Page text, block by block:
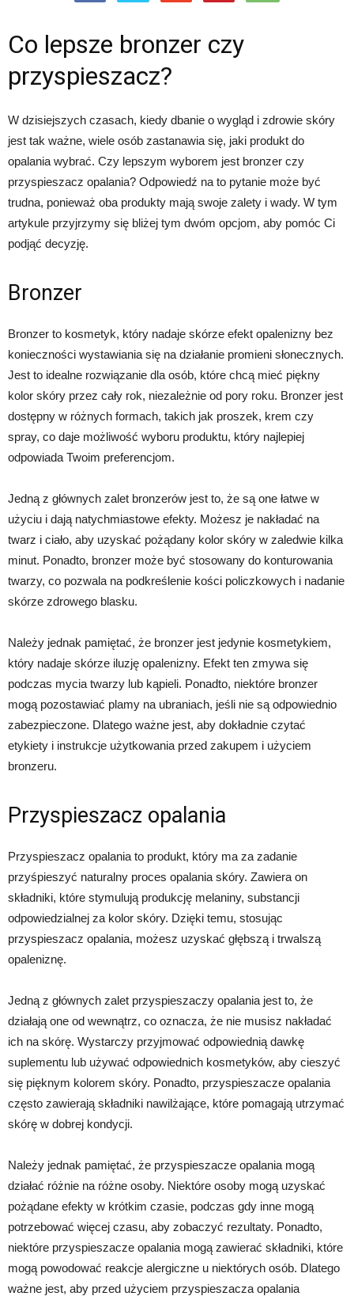
Co lepsze bronzer czy
przyspieszacz?
W dzisiejszych czasach, kiedy dbanie o wygląd i zdrowie skóry
jest tak ważne, wiele osób zastanawia się, jaki produkt do
opalania wybrać. Czy lepszym wyborem jest bronzer czy
przyspieszacz opalania? Odpowiedź na to pytanie może być
trudna, ponieważ oba produkty mają swoje zalety i wady. W tym
artykule przyjrzymy się bliżej tym dwóm opcjom, aby pomóc Ci
podjąć decyzję.
Bronzer
Bronzer to kosmetyk, który nadaje skórze efekt opalenizny bez
konieczności wystawiania się na działanie promieni słonecznych.
Jest to idealne rozwiązanie dla osób, które chcą mieć piękny
kolor skóry przez cały rok, niezależnie od pory roku. Bronzer jest
dostępny w różnych formach, takich jak proszek, krem czy
spray, co daje możliwość wyboru produktu, który najlepiej
odpowiada Twoim preferencjom.
Jedną z głównych zalet bronzerów jest to, że są one łatwe w
użyciu i dają natychmiastowe efekty. Możesz je nakładać na
twarz i ciało, aby uzyskać pożądany kolor skóry w zaledwie kilka
minut. Ponadto, bronzer może być stosowany do konturowania
twarzy, co pozwala na podkreślenie kości policzkowych i nadanie
skórze zdrowego blasku.
Należy jednak pamiętać, że bronzer jest jedynie kosmetykiem,
który nadaje skórze iluzję opalenizny. Efekt ten zmywa się
podczas mycia twarzy lub kąpieli. Ponadto, niektóre bronzer
mogą pozostawiać plamy na ubraniach, jeśli nie są odpowiednio
zabezpieczone. Dlatego ważne jest, aby dokładnie czytać
etykiety i instrukcje użytkowania przed zakupem i użyciem
bronzeru.
Przyspieszacz opalania
Przyspieszacz opalania to produkt, który ma za zadanie
przyśpieszyć naturalny proces opalania skóry. Zawiera on
składniki, które stymulują produkcję melaniny, substancji
odpowiedzialnej za kolor skóry. Dzięki temu, stosując
przyspieszacz opalania, możesz uzyskać głębszą i trwalszą
opaleniznę.
Jedną z głównych zalet przyspieszaczy opalania jest to, że
działają one od wewnątrz, co oznacza, że nie musisz nakładać
ich na skórę. Wystarczy przyjmować odpowiednią dawkę
suplementu lub używać odpowiednich kosmetyków, aby cieszyć
się pięknym kolorem skóry. Ponadto, przyspieszacze opalania
często zawierają składniki nawilżające, które pomagają utrzymać
skórę w dobrej kondycji.
Należy jednak pamiętać, że przyspieszacze opalania mogą
działać różnie na różne osoby. Niektóre osoby mogą uzyskać
pożądane efekty w krótkim czasie, podczas gdy inne mogą
potrzebować więcej czasu, aby zobaczyć rezultaty. Ponadto,
niektóre przyspieszacze opalania mogą zawierać składniki, które
mogą powodować reakcje alergiczne u niektórych osób. Dlatego
ważne jest, aby przed użyciem przyspieszacza opalania